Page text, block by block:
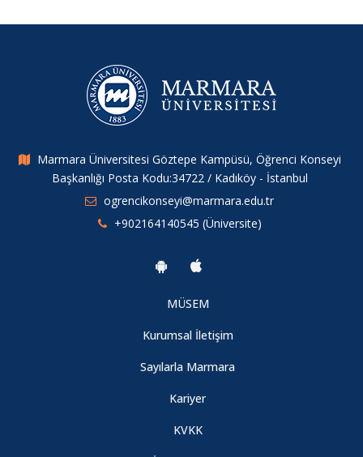
Marmara Üniversitesi Göztepe Kampüsü, Öğrenci Konseyi
Başkanlığı Posta Kodu:34722 / Kadıköy - İstanbul
ogrencikonseyi@marmara.edu.tr
+902164140545 (Üniversite)
MÜSEM
Kurumsal İletişim
Sayılarla Marmara
Kariyer
KVKK